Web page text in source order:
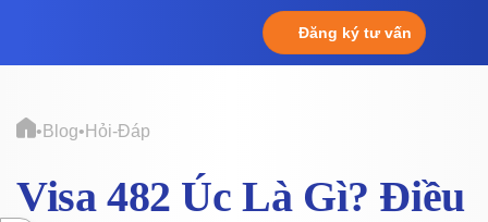
Đăng ký tư vấn
• Blog• Hỏi-Đáp
Visa 482 Úc Là Gì? Điều